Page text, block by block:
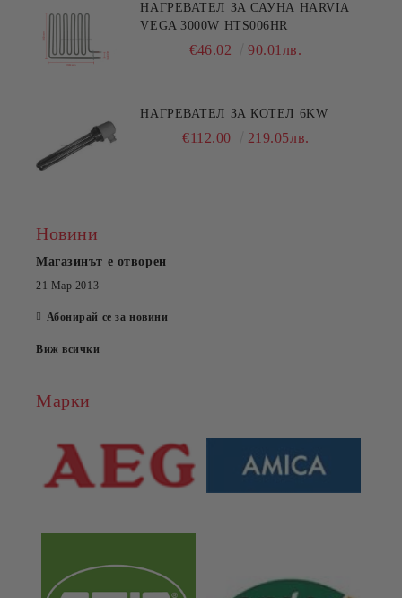
НАГРЕВАТЕЛ ЗА САУНА HARVIA
VEGA 3000W HTS006HR
€46.02 90.01лв.
НАГРЕВАТЕЛ ЗА КОТЕЛ 6KW
€112.00 219.05лв.
Новини
Магазинът е отворен
21 Мар 2013
Абонирай се за новини
Виж всички
Марки